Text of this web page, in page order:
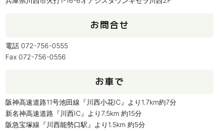
お問合せ
電話 072-756-0555
Fax 072-756-0556
お車で
阪神高速道路11号池田線『川西小花IC』より1.7km約7分
新名神高速道路『川西IC』より7.5km 約15分
阪急宝塚線『川西能勢口駅』より1.5km 約5分